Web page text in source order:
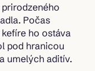
Počas
ho ostáva
pod hranicou
umelých aditív.